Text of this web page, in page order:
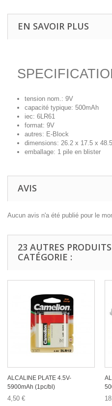
EN SAVOIR PLUS
tension nom.: 9V
capacité typique: 500mAh
iec: 6LR61
format: 9V
autres: E-Block
dimensions: 26.2 x 17.5 x
emballage: 1 pile en blister
AVIS
Aucun avis n'a été publié pour le
23 AUTRES
CATÉGORIE :
ALCALINE PLATE 4.5V-
5900mAh (1pc/bl)
4,50 €